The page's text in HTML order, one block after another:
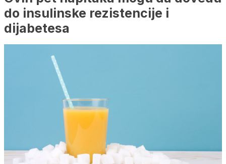
do insulinske rezistencije i
dijabetesa